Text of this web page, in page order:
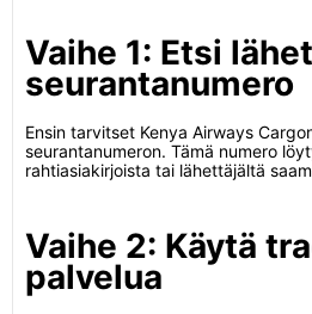
Vaihe 1: Etsi
seurantanumero
Ensin tarvitset Kenya Airways
seurantanumeron. Tämä numero
rahtiasiakirjoista tai lähettäjältä
Vaihe 2: Käytä
palvelua